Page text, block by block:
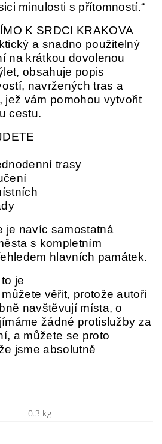
minulosti s přítomností.“
K SRDCI KRAKOVA
a snadno použitelný
na krátkou dovolenou
obsahuje popis
navržených tras a
jež vám pomohou vytvořit
cestu.
trasy
je navíc samostatná
s kompletním
hlavních památek.
je
věřit, protože autoři
navštěvují místa, o
žádné protislužby za
a můžete se proto
jsme absolutně
0.3 kg